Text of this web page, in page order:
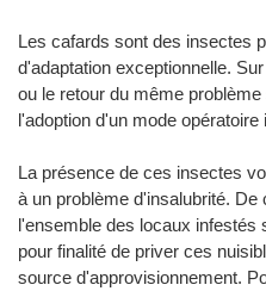
Les cafards sont des insectes
d'adaptation exceptionnelle.
ou le retour du même
l'adoption d'un mode opératoire
La présence de ces insectes
à un problème d'insalubrité.
l'ensemble des locaux infestés
pour finalité de priver ces
source d'approvisionnement.